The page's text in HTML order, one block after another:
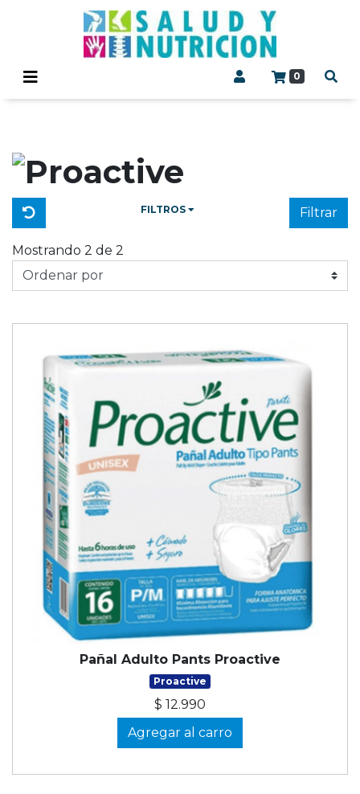
0
FILTROS Filtrar
Mostrando 2 de 2
Pañal Adulto Pants Proactive
Proactive
$ 12.990
Agregar al carro